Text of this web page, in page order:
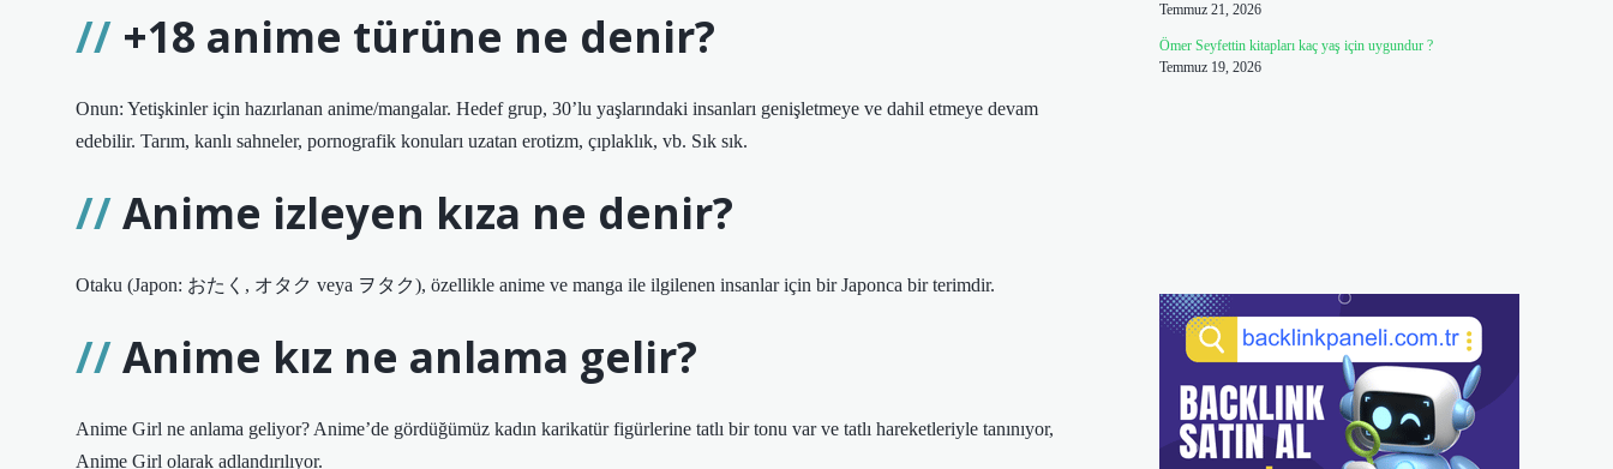
+18 anime türüne ne denir?
Onun: Yetişkinler için hazırlanan anime/mangalar. Hedef grup, 30’lu yaşlarındaki insanları genişletmeye ve dahil etmeye devam
edebilir. Tarım, kanlı sahneler, pornografik konuları uzatan erotizm, çıplaklık, vb. Sık sık.
Anime izleyen kıza ne denir?
Otaku (Japon: おたく, オタク veya ヲタク), özellikle anime ve manga ile ilgilenen insanlar için bir Japonca bir terimdir.
Anime kız ne anlama gelir?
Anime Girl ne anlama geliyor? Anime’de gördüğümüz kadın karikatür figürlerine tatlı bir tonu var ve tatlı hareketleriyle tanınıyor,
Anime Girl olarak adlandırılıyor.
Temmuz 21, 2026
Ömer Seyfettin kitapları kaç yaş için uygundur ?
Temmuz 19, 2026